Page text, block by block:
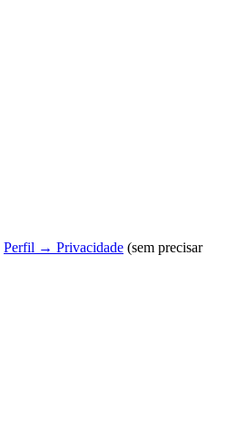
Perfil → Privacidade (sem precisar